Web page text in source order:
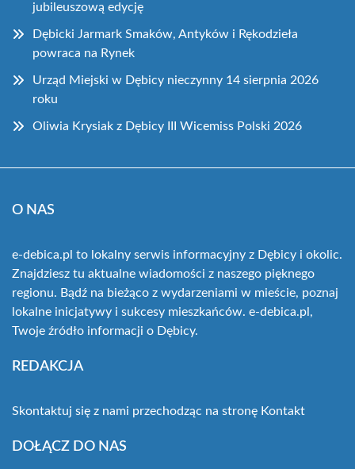
jubileuszową edycję
Dębicki Jarmark Smaków, Antyków i Rękodzieła
powraca na Rynek
Urząd Miejski w Dębicy nieczynny 14 sierpnia 2026
roku
Oliwia Krysiak z Dębicy III Wicemiss Polski 2026
O NAS
e-debica.pl to lokalny serwis informacyjny z Dębicy i okolic.
Znajdziesz tu aktualne wiadomości z naszego pięknego
regionu. Bądź na bieżąco z wydarzeniami w mieście, poznaj
lokalne inicjatywy i sukcesy mieszkańców. e-debica.pl,
Twoje źródło informacji o Dębicy.
REDAKCJA
Skontaktuj się z nami przechodząc na stronę Kontakt
DOŁĄCZ DO NAS